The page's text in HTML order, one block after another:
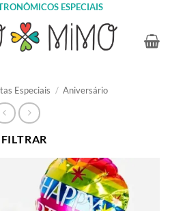
ESPECIAIS
Especiais / Aniversário
FILTRAR